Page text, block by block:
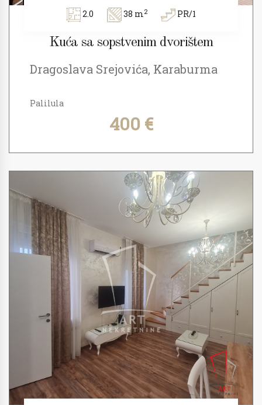
2.0 38 m2 PR/1
Kuća sa sopstvenim dvorištem
Dragoslava Srejovića, Karaburma
Palilula
400 €